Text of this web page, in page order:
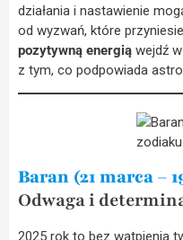
działania i nastawienie
od wyzwań, które
pozytywną energią wejdź
z tym, co podpowiada
Baran (21 marca –
Odwaga i
2025 rok to bez wątpienia